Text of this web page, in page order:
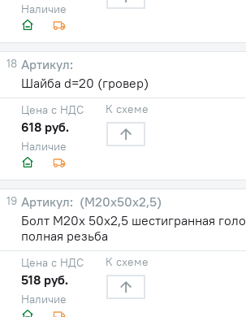
Наличие
18
Шайба d=20 (гровер)
Наличие
Цена с НДС
618 руб.
К схеме
19
(М20х50х2,5)
Болт М20х 50х2,5 шестигранная
полная резьба
Наличие
Цена с НДС
518 руб.
К схеме